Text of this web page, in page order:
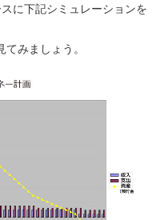
に下記シミュレーションを
みましょう。